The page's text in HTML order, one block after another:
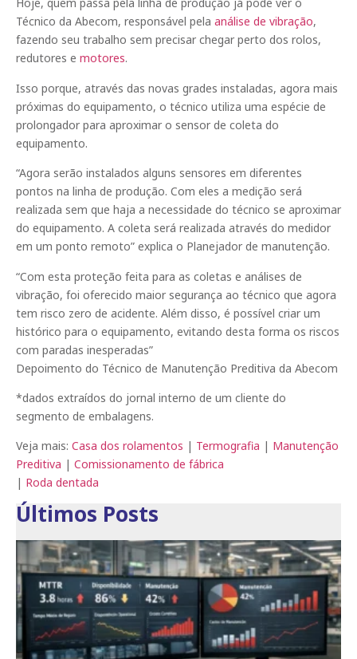
Hoje, quem passa pela linha de produção já pode ver o
Técnico da Abecom, responsável pela análise de vibração,
fazendo seu trabalho sem precisar chegar perto dos rolos,
redutores e motores.
Isso porque, através das novas grades instaladas, agora mais
próximas do equipamento, o técnico utiliza uma espécie de
prolongador para aproximar o sensor de coleta do
equipamento.
“Agora serão instalados alguns sensores em diferentes
pontos na linha de produção. Com eles a medição será
realizada sem que haja a necessidade do técnico se aproximar
do equipamento. A coleta será realizada através do medidor
em um ponto remoto” explica o Planejador de manutenção.
“Com esta proteção feita para as coletas e análises de
vibração, foi oferecido maior segurança ao técnico que agora
tem risco zero de acidente. Além disso, é possível criar um
histórico para o equipamento, evitando desta forma os riscos
com paradas inesperadas”
Depoimento do Técnico de Manutenção Preditiva da Abecom
*dados extraídos do jornal interno de um cliente do
segmento de embalagens.
Veja mais: Casa dos rolamentos | Termografia | Manutenção
Preditiva | Comissionamento de fábrica
| Roda dentada
Últimos Posts